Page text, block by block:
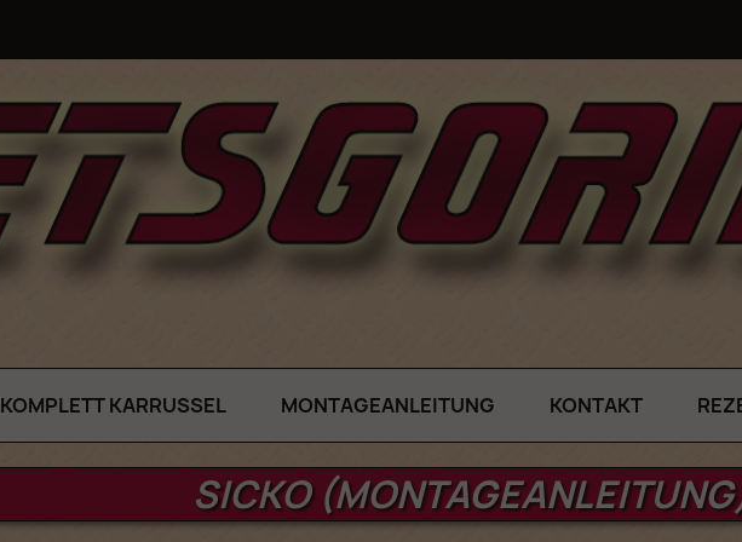
KOMPLETT KARRUSSEL MONTAGEANLEITUNG KONTAKT
SICKO